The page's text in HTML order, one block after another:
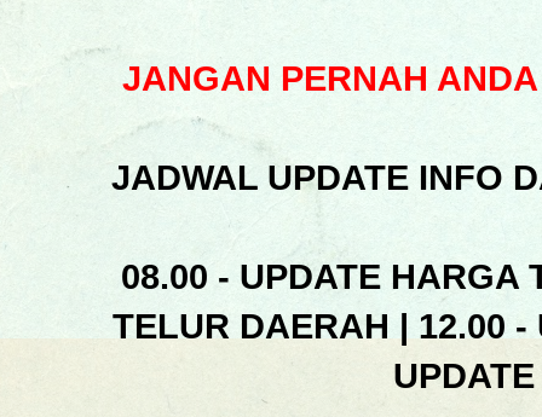
JANGAN PERNAH
JADWAL UPDATE INFO
08.00 - UPDATE HARGA
TELUR DAERAH | 12.00